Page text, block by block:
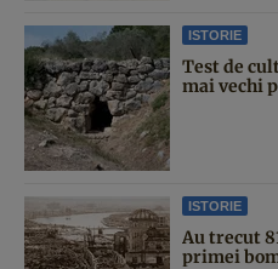
ISTORIE
Test de
mai vechi
ISTORIE
Au trecut
primei